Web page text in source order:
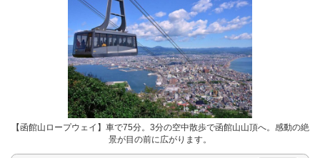
【函館山ロープウェイ】車で75分。3分の空中散歩で函館山山頂へ。感動の絶
景が目の前に広がります。